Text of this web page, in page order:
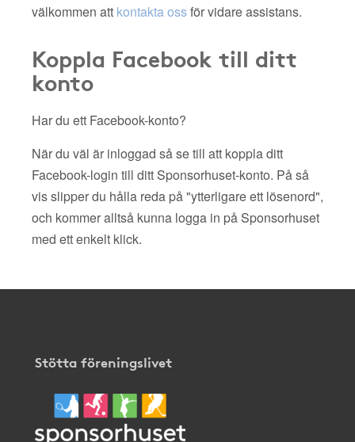
välkommen att kontakta ossför vidare assistans.
Koppla Facebook till ditt
konto
Har du ett Facebook-konto?
När du väl är inloggad så se till att koppla ditt
Facebook-login till ditt Sponsorhuset-konto. På så
vis slipper du hålla reda på "ytterligare ett lösenord",
och kommer alltså kunna logga in på Sponsorhuset
med ett enkelt klick.
Stötta föreningslivet